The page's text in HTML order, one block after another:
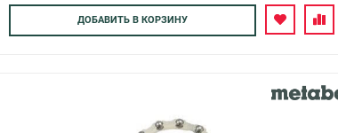
Авторизуйтесь
ДОБАВИТЬВ КОРЗИНУ